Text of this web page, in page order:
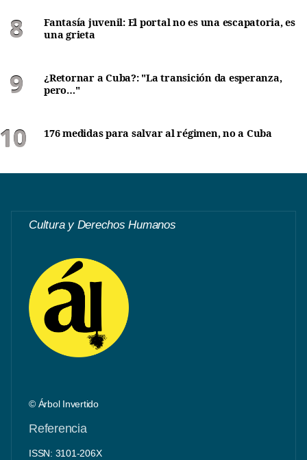
Fantasía juvenil: El portal no es una escapatoria, es
una grieta
¿Retornar a Cuba?: "La transición da esperanza,
pero…"
176 medidas para salvar al régimen, no a Cuba
Cultura y Derechos Humanos
© Árbol Invertido
Referencia
ISSN: 3101-206X